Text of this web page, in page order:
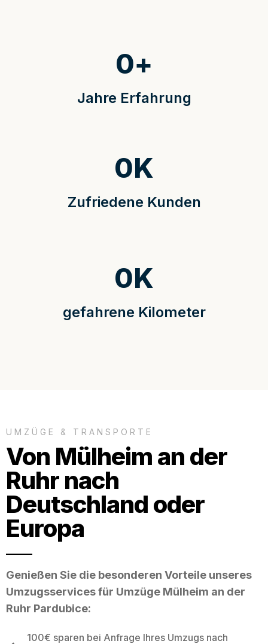
Jahre Erfahrung
0+
Zufriedene Kunden
0K
gefahrene Kilometer
0K
UMZÜGE & TRANSPORTE
Von Mülheim an der
Ruhr nach
Deutschland oder
Europa
Genießen Sie die besonderen Vorteile unseres
Umzugsservices für Umzüge Mülheim an der
Ruhr Pardubice:
100€ sparen bei Anfrage Ihres Umzugs nach